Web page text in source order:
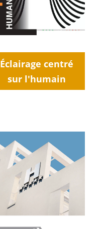
Éclairage centré
sur l'humain